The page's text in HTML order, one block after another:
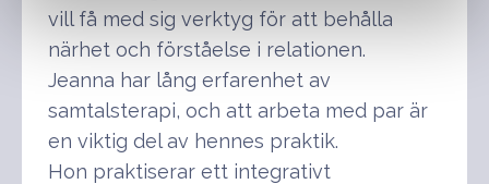
vill få med sig verktyg för att behålla
närhet och förståelse i relationen.
Jeanna har lång erfarenhet av
samtalsterapi, och att arbeta med par är
en viktig del av hennes praktik.
Hon praktiserar ett integrativt